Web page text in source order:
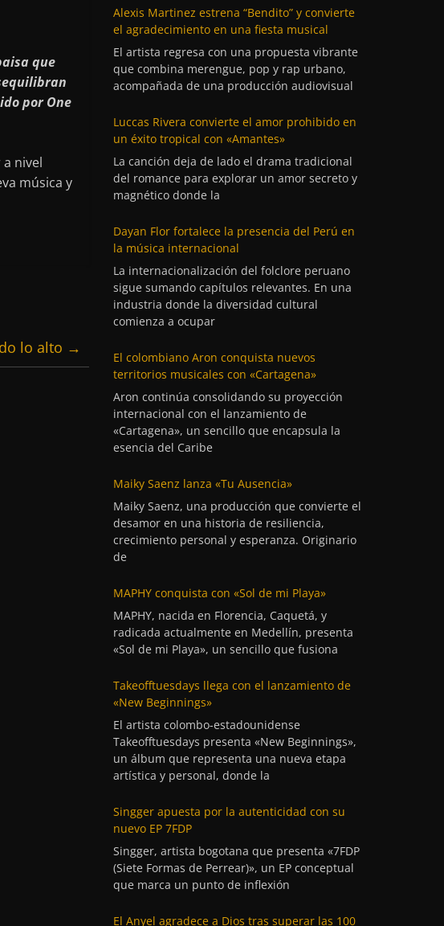
que
por One
nivel
música y
lo alto →
Alexis Martinez estrena “Bendito” y convierte
el agradecimiento en una fiesta musical
El artista regresa con una propuesta vibrante
que combina merengue, pop y rap urbano,
acompañada de una producción audiovisual
Luccas Rivera convierte el amor prohibido en
un éxito tropical con «Amantes»
La canción deja de lado el drama tradicional
del romance para explorar un amor secreto y
magnético donde la
Dayan Flor fortalece la presencia del Perú en
la música internacional
La internacionalización del folclore peruano
sigue sumando capítulos relevantes. En una
industria donde la diversidad cultural
comienza a ocupar
El colombiano Aron conquista nuevos
territorios musicales con «Cartagena»
Aron continúa consolidando su proyección
internacional con el lanzamiento de
«Cartagena», un sencillo que encapsula la
esencia del Caribe
Maiky Saenz lanza «Tu Ausencia»
Maiky Saenz, una producción que convierte el
desamor en una historia de resiliencia,
crecimiento personal y esperanza. Originario
de
MAPHY conquista con «Sol de mi Playa»
MAPHY, nacida en Florencia, Caquetá, y
radicada actualmente en Medellín, presenta
«Sol de mi Playa», un sencillo que fusiona
Takeofftuesdays llega con el lanzamiento de
«New Beginnings»
El artista colombo-estadounidense
Takeofftuesdays presenta «New Beginnings»,
un álbum que representa una nueva etapa
artística y personal, donde la
Singger apuesta por la autenticidad con su
nuevo EP 7FDP
Singger, artista bogotana que presenta «7FDP
(Siete Formas de Perrear)», un EP conceptual
que marca un punto de inflexión
El Anyel agradece a Dios tras superar las 100